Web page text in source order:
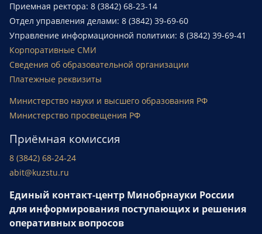
Приемная ректора: 8 (3842) 68-23-14
Отдел управления делами: 8 (3842) 39-69-60
Управление информационной политики: 8 (3842) 39-69-41
Корпоративные СМИ
Сведения об образовательной организации
Платежные реквизиты
Министерство науки и высшего образования РФ
Министерство просвещения РФ
Приёмная комиссия
8 (3842) 68-24-24
abit@kuzstu.ru
Единый контакт-центр Минобрнауки России
для информирования поступающих и решения
оперативных вопросов